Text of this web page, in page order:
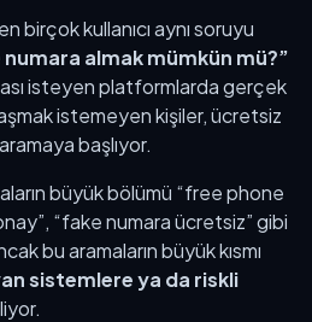
kullanıcı aynı soruyu
almak mümkün mü?”
isteyen platformlarda gerçek
istemeyen kişiler, ücretsiz
başlıyor.
büyük bölümü “free phone
“fake numara ücretsiz” gibi
bu aramaların büyük kısmı
sistemlere ya da riskli